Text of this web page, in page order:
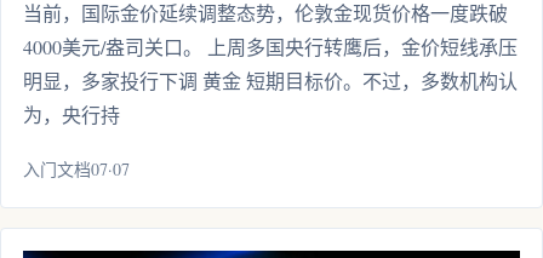
当前，国际金价延续调整态势，伦敦金现货价格一度跌破
4000美元/盎司关口。 上周多国央行转鹰后，金价短线承压
明显，多家投行下调 黄金 短期目标价。不过，多数机构认
为，央行持
入门文档07·07